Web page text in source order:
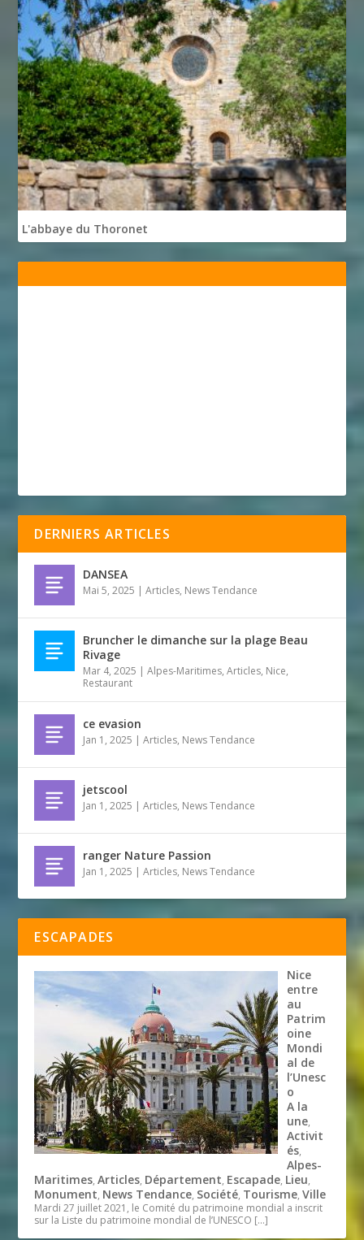
L'abbaye du Thoronet
DERNIERS ARTICLES
DANSEA
Mai 5, 2025 |Articles, News Tendance
Bruncher le dimanche sur la plage Beau
Rivage
Mar 4, 2025 |Alpes-Maritimes,Articles, Nice,
Restaurant
ce evasion
Jan 1, 2025 |Articles, News Tendance
jetscool
Jan 1, 2025 |Articles, News Tendance
ranger Nature Passion
Jan 1, 2025 |Articles, News Tendance
ESCAPADES
Nice
entre
au
Patrim
oine
Mondi
al de
l’Unesc
o
A la
une,
Activit
és,
Alpes-
Maritimes,Articles, Département, Escapade, Lieu,
Monument, News Tendance, Société, Tourisme,Ville
Mardi 27 juillet 2021, le Comité du patrimoine mondial a inscrit
sur la Liste du patrimoine mondial de l’UNESCO […]